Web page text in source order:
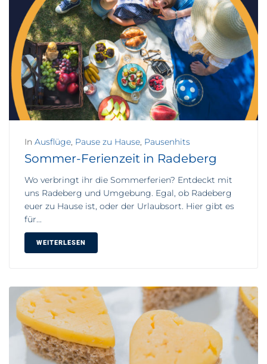
In Ausflüge, Pause zu Hause, Pausenhits
Sommer-Ferienzeit in Radeberg
Wo verbringt ihr die Sommerferien? Entdeckt mit
uns Radeberg und Umgebung. Egal, ob Radeberg
euer zu Hause ist, oder der Urlaubsort. Hier gibt es
für...
WEITERLESEN